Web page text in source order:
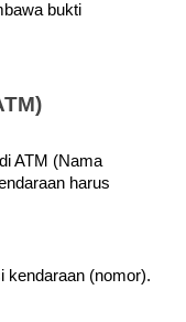
bukti
ATM (Nama
harus
kendaraan (nomor).